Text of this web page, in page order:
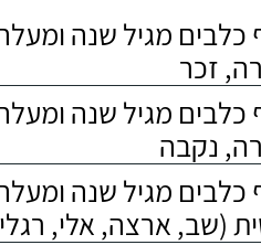
כלבים מגיל שנה
זכר
כלבים מגיל שנה
נקבה
כלבים מגיל שנה
(שב, ארצה, אלי,